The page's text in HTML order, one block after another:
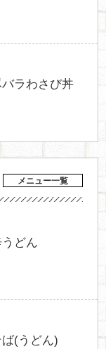
ラわさび丼
メニュー一覧
どん
(うどん)